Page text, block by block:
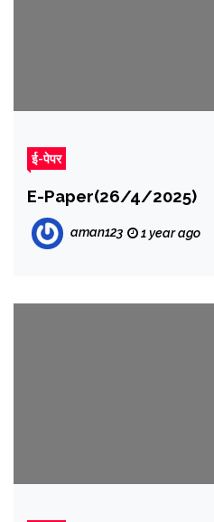
ई-पेपर
E-Paper(26/4/2025)
aman123 1 year ago